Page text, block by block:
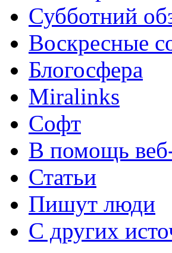
Субботний
Воскресные
Блогосфера
Miralinks
Софт
В помощь
Статьи
Пишут люди
С других